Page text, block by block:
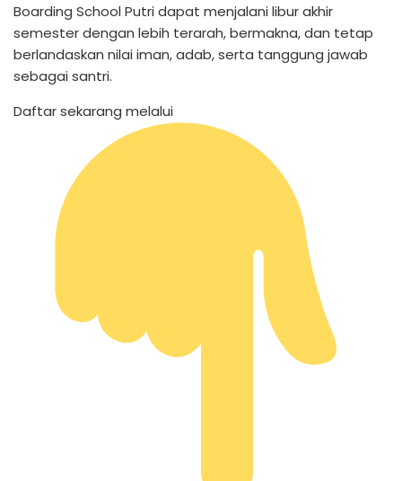
Boarding School Putri dapat menjalani libur akhir
semester dengan lebih terarah, bermakna, dan tetap
berlandaskan nilai iman, adab, serta tanggung jawab
sebagai santri.
Daftar sekarang melalui